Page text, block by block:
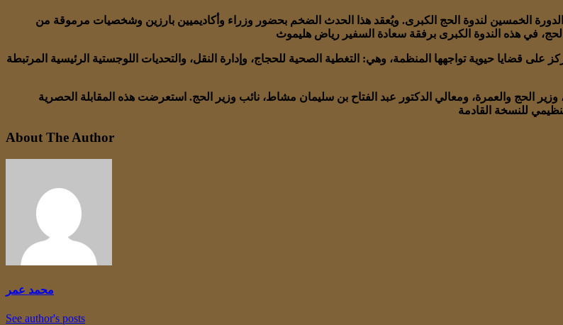
الخمسين لندوة الحج الكبرى. ويُعقد هذا الحدث الضخم بحضور وزراء وأكاديميين بارزين وشخصيات مرموقة من
قضايا حيوية تواجهها المنظمة، وهي: التغطية الصحية للحجاج، وإدارة النقل، والتحديات اللوجستية الرئيسية المرتبطة
الحج والعمرة، ومعالي الدكتور عبد الفتاح بن سليمان مشاط، نائب وزير الحج. استعرضت هذه المقابلة الحصرية
About The Author
محمد عمر
See author's posts